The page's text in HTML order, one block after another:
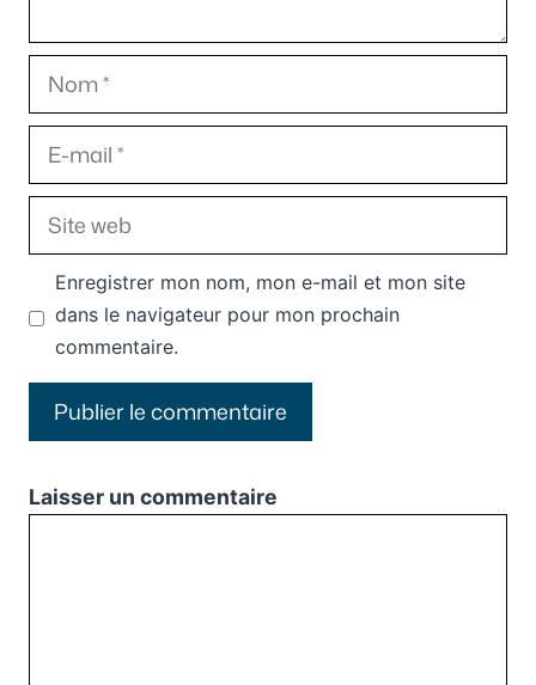
Nom
E-
mail
Site
web
Enregistrer mon nom, mon e-mail et mon site
dans le navigateur pour mon prochain
commentaire.
Laisser un commentaire